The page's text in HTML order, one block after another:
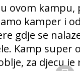
smo u
velike i